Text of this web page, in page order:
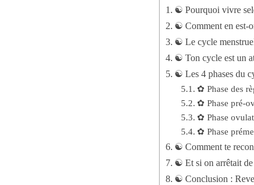
☯︎ Pourquoi vivre
☯︎ Comment en est-
☯︎ Le cycle
☯︎ Ton cycle est un
☯︎ Les 4 phases du
✿ Phase des
✿ Phase pré-
✿ Phase
✿ Phase
☯︎ Comment te
☯︎ Et si on arrêtait
☯︎ Conclusion :